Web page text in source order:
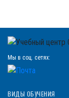
Мы в соц. сетях:
ВИДЫ ОБУЧЕНИЯ